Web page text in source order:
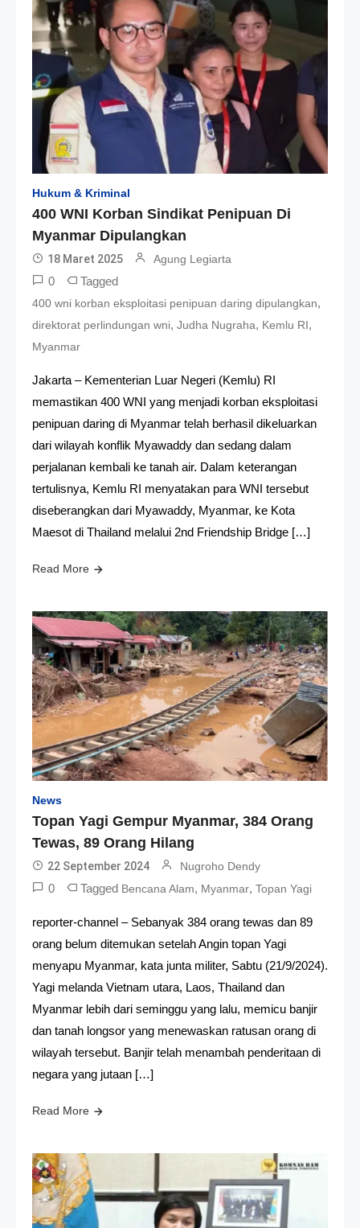
Hukum & Kriminal
400 WNI Korban Sindikat Penipuan Di
Myanmar Dipulangkan
18 Maret 2025 Agung Legiarta
0 Tagged
400 wni korban eksploitasi penipuan daring dipulangkan,
direktorat perlindungan wni, Judha Nugraha, Kemlu RI,
Myanmar
Jakarta – Kementerian Luar Negeri (Kemlu) RI
memastikan 400 WNI yang menjadi korban eksploitasi
penipuan daring di Myanmar telah berhasil dikeluarkan
dari wilayah konflik Myawaddy dan sedang dalam
perjalanan kembali ke tanah air. Dalam keterangan
tertulisnya, Kemlu RI menyatakan para WNI tersebut
diseberangkan dari Myawaddy, Myanmar, ke Kota
Maesot di Thailand melalui 2nd Friendship Bridge […]
Read More
News
Topan Yagi Gempur Myanmar, 384 Orang
Tewas, 89 Orang Hilang
22 September 2024 Nugroho Dendy
0 Tagged Bencana Alam, Myanmar, Topan Yagi
reporter-channel – Sebanyak 384 orang tewas dan 89
orang belum ditemukan setelah Angin topan Yagi
menyapu Myanmar, kata junta militer, Sabtu (21/9/2024).
Yagi melanda Vietnam utara, Laos, Thailand dan
Myanmar lebih dari seminggu yang lalu, memicu banjir
dan tanah longsor yang menewaskan ratusan orang di
wilayah tersebut. Banjir telah menambah penderitaan di
negara yang jutaan […]
Read More